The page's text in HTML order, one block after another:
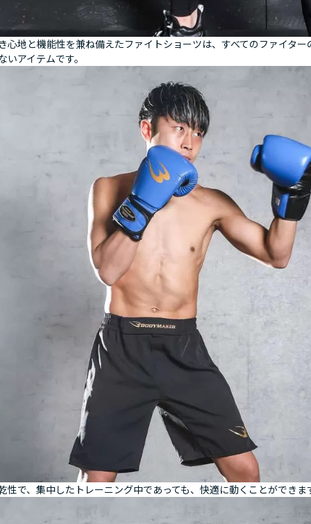
心地と機能性を兼ね備えたファイトショーツは、すべてのファイター
いアイテムです。
性で、集中したトレーニング中であっても、快適に動くことができま